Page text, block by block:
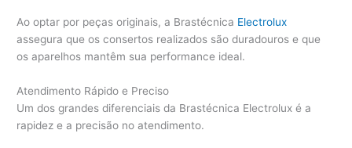
Ao optar por peças originais, a Brastécnica Electrolux
assegura que os consertos realizados são duradouros e que
os aparelhos mantêm sua performance ideal.
Atendimento Rápido e Preciso
Um dos grandes diferenciais da Brastécnica Electrolux é a
rapidez e a precisão no atendimento.